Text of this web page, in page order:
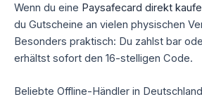
Wenn du eine Paysafecard direkt
du Gutscheine an vielen physischen
Besonders praktisch: Du zahlst bar
erhältst sofort den 16-stelligen Code.
Beliebte Offline-Händler in